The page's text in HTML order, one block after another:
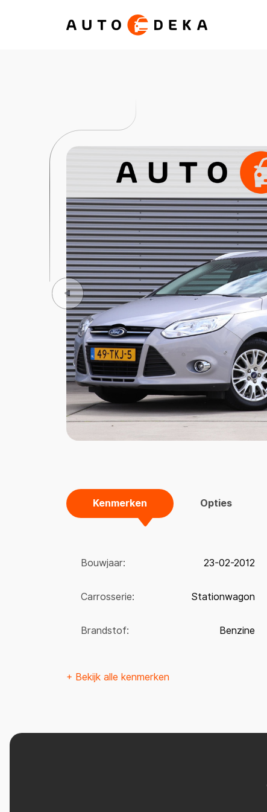
Kenmerken Opties
Bouwjaar: 23-02-2012
Carrosserie: Stationwagon
Brandstof: Benzine
+ Bekijk alle kenmerken